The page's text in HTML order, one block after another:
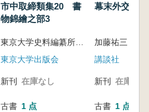
市中取締類集20 書
物錦繪之部3
東京大学出版会
新刊 在庫なし
古書 1 点
幕末外交と
加藤祐三 著
講談社
新刊 在庫なし
古書 1 点